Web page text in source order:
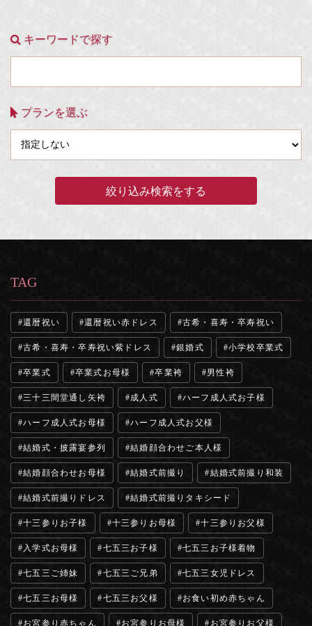
キーワードで探す
プランを選ぶ
TAG
還暦祝い 還暦祝い赤ドレス 古希・喜寿・卒寿祝い
古希・喜寿・卒寿祝い紫ドレス 銀婚式 小学校卒業式
卒業式 卒業式お母様 卒業袴 男性袴
三十三間堂通し矢袴 成人式 ハーフ成人式お子様
ハーフ成人式お母様 ハーフ成人式お父様
結婚式・披露宴参列 結婚顔合わせご本人様
結婚顔合わせお母様 結婚式前撮り 結婚式前撮り和装
結婚式前撮りドレス 結婚式前撮りタキシード
十三参りお子様 十三参りお母様 十三参りお父様
入学式お母様 七五三お子様 七五三お子様着物
七五三ご姉妹 七五三ご兄弟 七五三女児ドレス
七五三お母様 七五三お父様 お食い初め赤ちゃん
お宮参り赤ちゃん お宮参りお母様 お宮参りお父様